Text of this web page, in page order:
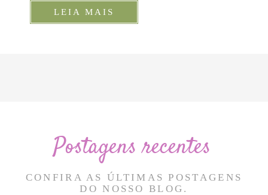
LEIA MAIS
Postagens recentes
CONFIRA AS ÚLTIMAS POSTAGENS
DO NOSSO BLOG.